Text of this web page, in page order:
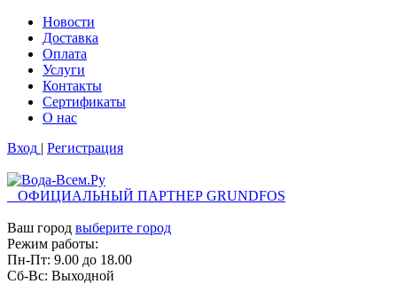
Новости
Доставка
Оплата
Услуги
Контакты
Cертификаты
О нас
Вход | Регистрация
ОФИЦИАЛЬНЫЙ ПАРТНЕР GRUNDFOS
Ваш город выберите город
Режим работы:
Пн-Пт: 9.00 до 18.00
Сб-Вс: Выходной